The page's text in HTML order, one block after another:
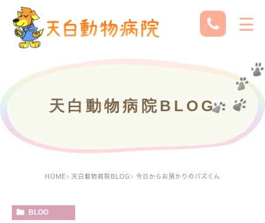
天白動物病院BLOG
HOME 天白動物病院BLOG 今日からお預かりのバズくん
BLOG